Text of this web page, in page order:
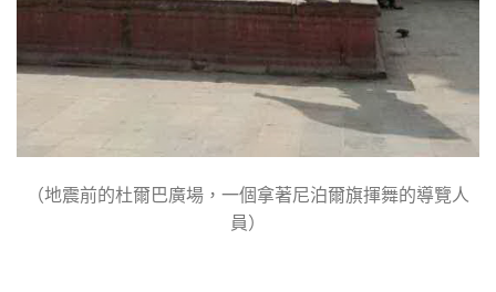
（地震前的杜爾巴廣場，一個拿著尼泊爾旗揮舞的導覽人
員）